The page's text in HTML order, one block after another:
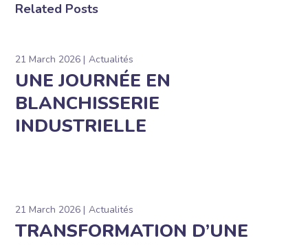
Related Posts
21 March 2026 Actualités
UNE JOURNÉE EN
BLANCHISSERIE
INDUSTRIELLE
21 March 2026 Actualités
TRANSFORMATION D’UNE